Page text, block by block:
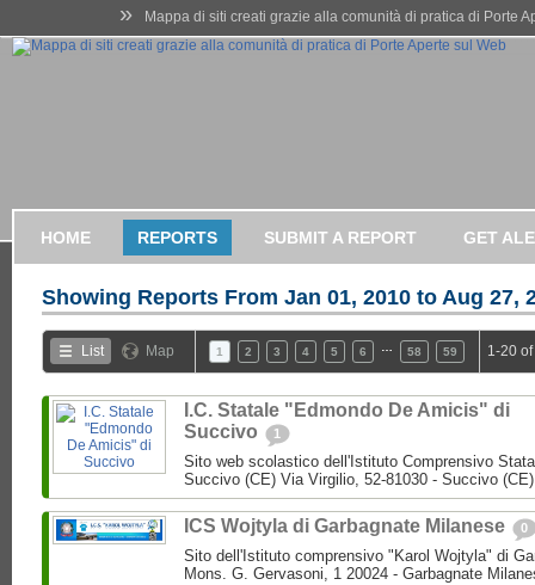
» Mappa di siti creati grazie alla comunità di pratica di Porte
HOME REPORTS SUBMIT A REPORT GET
Showing Reports From Jan 01, 2010 to Aug 27,
List Map 1 2 3 4 5 6 58 59 1-20
I.C. Statale "Edmondo De Amicis" di
Succivo
1
Sito web scolastico dell'Istituto Comprensivo
Succivo (CE) Via Virgilio, 52-81030 - Succivo
ICS Wojtyla di Garbagnate Milanese 0
Sito dell'Istituto comprensivo "Karol Wojtyla" di
Mons. G. Gervasoni, 1 20024 - Garbagnate